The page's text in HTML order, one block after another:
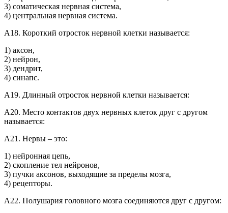
3) соматическая нервная система,
4) центральная нервная система.
А18. Короткий отросток нервной клетки называется:
1) аксон,
2) нейрон,
3) дендрит,
4) синапс.
А19. Длинный отросток нервной клетки называется:
А20. Место контактов двух нервных клеток друг с другом
называется:
А21. Нервы – это:
1) нейронная цепь,
2) скопление тел нейронов,
3) пучки аксонов, выходящие за пределы мозга,
4) рецепторы.
А22. Полушария головного мозга соединяются друг с другом: